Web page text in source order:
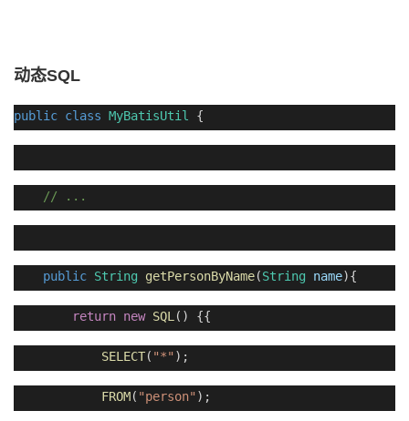
动态SQL
public class MyBatisUtil {
// ...
public String getPersonByName(String name){
return new SQL () {{
SELECT( "*" );
FROM( "person" );